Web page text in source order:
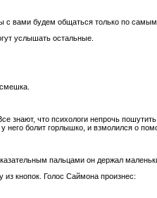
с вами будем общаться только по
услышать остальные.
знают, что психологи непрочь
него болит горлышко, и взмолился о
пальцами он держал
кнопок. Голос Саймона произнес: